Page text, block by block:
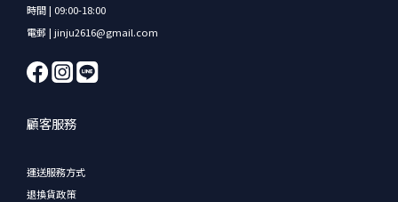
時間 | 09:00-18:00
電郵 | jinju2616@gmail.com
顧客服務
運送服務方式
退換貨政策